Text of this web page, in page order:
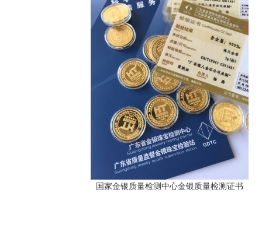
国家金银质量检测中心金银质量检测证书